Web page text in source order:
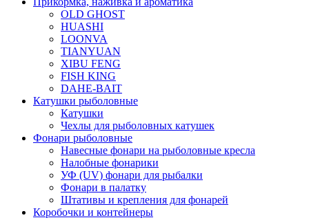
OLD GHOST
HUASHI
LOONVA
TIANYUAN
XIBU FENG
FISH KING
DAHE-BAIT
Катушки рыболовные
Катушки
Чехлы для рыболовных катушек
Фонари рыболовные
Навесные фонари на рыболовные кресла
Налобные фонарики
УФ (UV) фонари для рыбалки
Фонари в палатку
Штативы и крепления для фонарей
Коробочки и контейнеры